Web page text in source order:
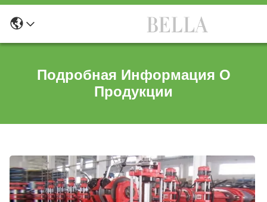
Подробная Информация О
Продукции